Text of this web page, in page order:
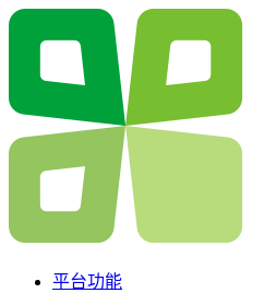
平台功能